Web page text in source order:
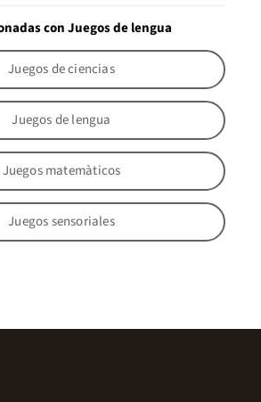
con Juegos de lengua
Juegos de ciencias
Juegos de lengua
Juegos matemàticos
Juegos sensoriales